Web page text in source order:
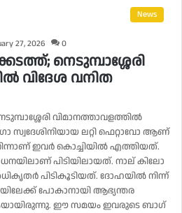
News
27, 2026 0
നെടുമ്പാശ്ശേരി
വിദേശ വനിത
വിമാനത്താവളത്തില്‍
സ്വദേശിനിയായ ലറ്റി ഫെറ്റാവോ ആണ്
ഇവര്‍ കൊച്ചിയില്‍ എത്തിയത്.
പിടിയിലായത്. നാല് കിലോ
പിടികൂടിയത്. ദോഹയില്‍ നിന്ന്
പോകാനായി ആഭ്യന്തര
ഈ സമയം ഇവരുടെ ബാഗ്